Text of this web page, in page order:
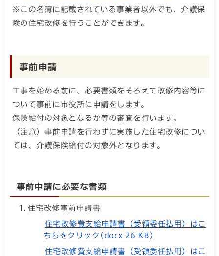
※この名簿に記載されている事業者以外でも、介護保
険の住宅改修を行うことができます。
事前申請
工事を始める前に、必要書類をそろえて改修内容等に
ついて事前に市役所に申請をします。
保険給付の対象となるか等の審査を行います。
（注意）事前申請を行わずに実施した住宅改修につい
ては、介護保険給付の対象外となります。
事前申請に必要な書類
住宅改修事前申請書
住宅改修費支給申請書（受領委任払用）はこ
ちらをクリック(docx 26 KB)
住宅改修費支給申請書（受領委任払用）はこ